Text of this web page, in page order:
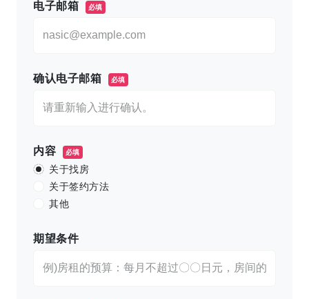
电子邮箱 必填
确认电子邮箱 必填
内容 必填
关于找房
关于签约方法
其他
期望条件